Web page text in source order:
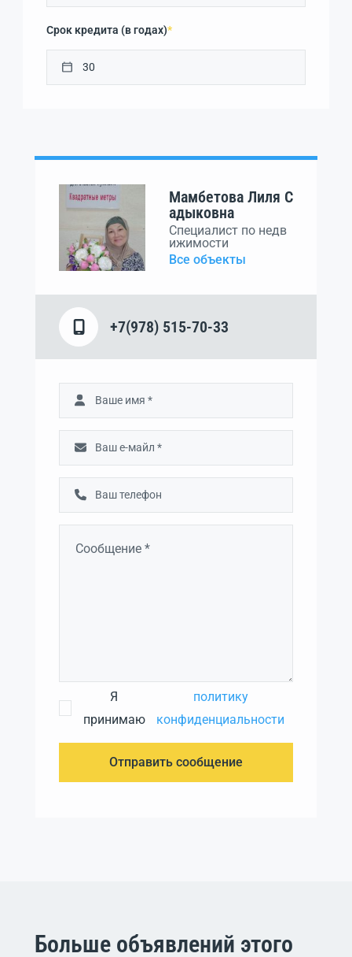
Срок кредита (в годах)*
Мамбетова Лиля С
адыковна
Специалист по недв
ижимости
Все объекты
+7(978) 515-70-33
Я
принимаю
политику
конфиденциальности
Отправить сообщение
Больше объявлений этого